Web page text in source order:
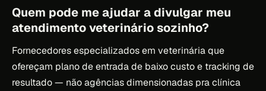
Quem pode me ajudar a divulgar meu
atendimento veterinário sozinho?
Fornecedores especializados em veterinária que
ofereçam plano de entrada de baixo custo e tracking de
resultado — não agências dimensionadas pra clínica